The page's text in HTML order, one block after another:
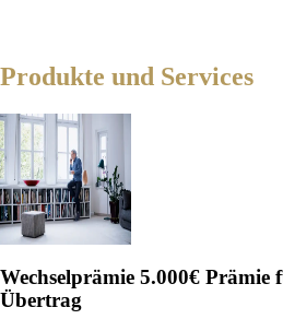
Produkte und Services
Wechselprämie 5.000€ Prämie
Übertrag